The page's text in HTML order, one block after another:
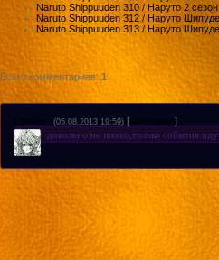
Naruto Shippuuden 310 / Наруто 2
Naruto Shippuuden 312 / Наруто
Naruto Shippuuden 313 / Наруто
Всего комментариев: 1
1 pride (05.08.2013 19:59) [Материал ]
довольно не плохо,только события